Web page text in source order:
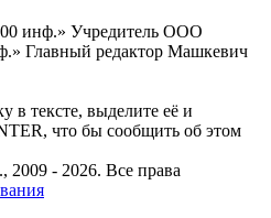
инф.» Учредитель ООО
Главный редактор Машкевич
тексте, выделите её и
что бы сообщить об этом
2009 - 2026. Все права